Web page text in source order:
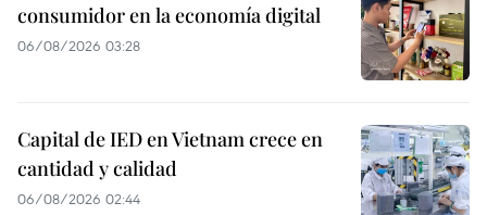
consumidor en la economía digital
06/08/2026 03:28
Capital de IED en Vietnam crece en
cantidad y calidad
06/08/2026 02:44